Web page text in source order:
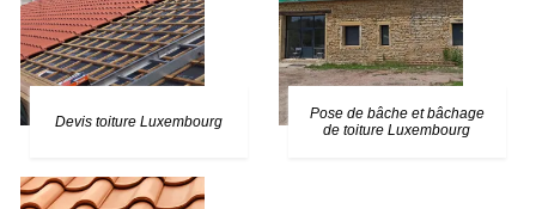
Devis toiture Luxembourg
Pose de bâche et bâchage
de toiture Luxembourg